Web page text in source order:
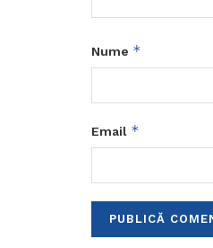
Nume *
Email *